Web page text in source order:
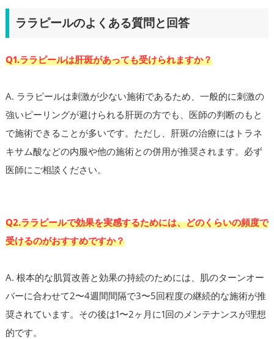
ララピールのよくある質問と回答
Q1.ララピールは肝斑があっても受けられますか？
A. ララピールは刺激が少ない施術であるため、一般的に刺激の
強いピーリングが避けられる肝斑の方でも、医師の判断のもと
で施術できることが多いです。ただし、肝斑の治療にはトラネ
キサム酸などの内服や他の施術との併用が推奨されます。必ず
医師にご相談ください。
Q2.ララピールで効果を実感するためには、どのくらいの頻度で
受けるのがおすすめですか？
A. 根本的な肌質改善と効果の持続のためには、肌のターンオー
バーに合わせて2〜4週間間隔で3〜5回程度の継続的な施術が推
奨されています。その後は1〜2ヶ月に1回のメンテナンスが理想
的です。